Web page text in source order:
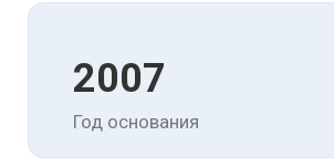
2007
Год основания